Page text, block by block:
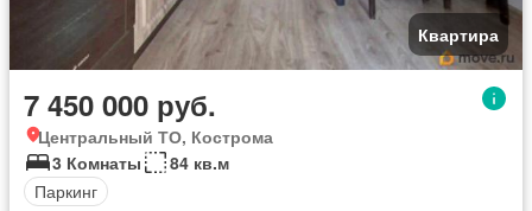
Квартира
7 450 000 руб.
Центральный ТО, Кострома
3 Комнаты
84 кв.м
Паркинг